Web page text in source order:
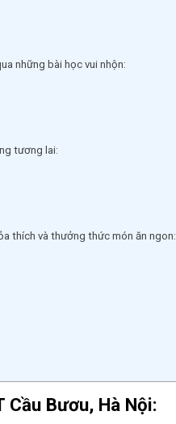
những bài học vui nhộn:
tương lai:
thích và thưởng thức món ăn ngon:
Bươu, Hà Nội: